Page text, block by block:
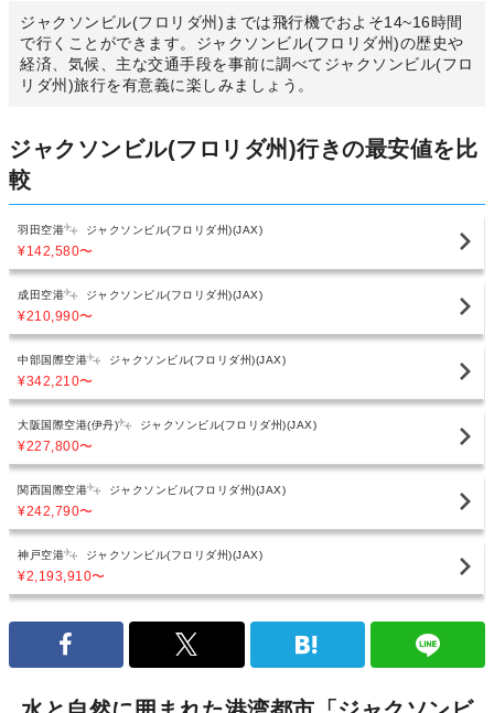
ジャクソンビル(フロリダ州)までは飛行機でおよそ14~16時間
で行くことができます。ジャクソンビル(フロリダ州)の歴史や
経済、気候、主な交通手段を事前に調べてジャクソンビル(フロ
リダ州)旅行を有意義に楽しみましょう。
ジャクソンビル(フロリダ州)行きの最安値を比
較
羽田空港 ジャクソンビル(フロリダ州)(JAX)
¥142,580〜
成田空港 ジャクソンビル(フロリダ州)(JAX)
¥210,990〜
中部国際空港 ジャクソンビル(フロリダ州)(JAX)
¥342,210〜
大阪国際空港(伊丹) ジャクソンビル(フロリダ州)(JAX)
¥227,800〜
関西国際空港 ジャクソンビル(フロリダ州)(JAX)
¥242,790〜
神戸空港 ジャクソンビル(フロリダ州)(JAX)
¥2,193,910〜